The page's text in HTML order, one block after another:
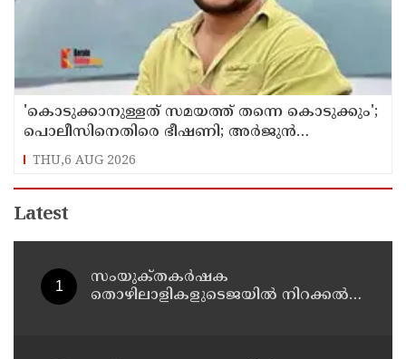
'കൊടുക്കാനുള്ളത് സമയത്ത് തന്നെ കൊടുക്കും';
പൊലീസിനെതിരെ ഭീഷണി; അർജുൻ
ആയങ്കിക്കെതിരെ കേസെടുത്തു
THU,6 AUG 2026
Latest
സംയുക്‌തകർഷക
തൊഴിലാളികളുടെജയിൽ നിറക്കൽ